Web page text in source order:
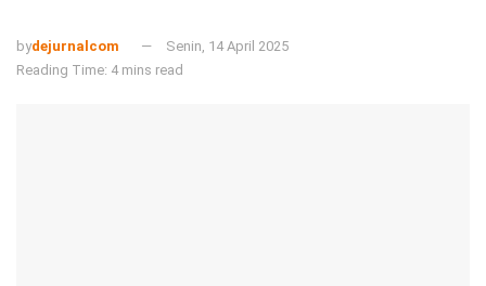
bydejurnalcom
Senin, 14 April 2025
Reading Time: 4 mins read